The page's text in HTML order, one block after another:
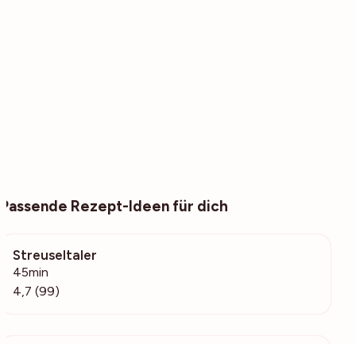
Passende Rezept-Ideen für dich
Streuseltaler
45min
4,7 (99)